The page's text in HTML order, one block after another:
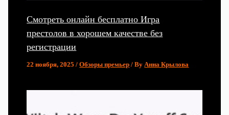
Смотреть онлайн бесплатно Игра
престолов в хорошем качестве без
регистрации
22 ноября, 2025/Обзоры премьер / ByАнна Крылова